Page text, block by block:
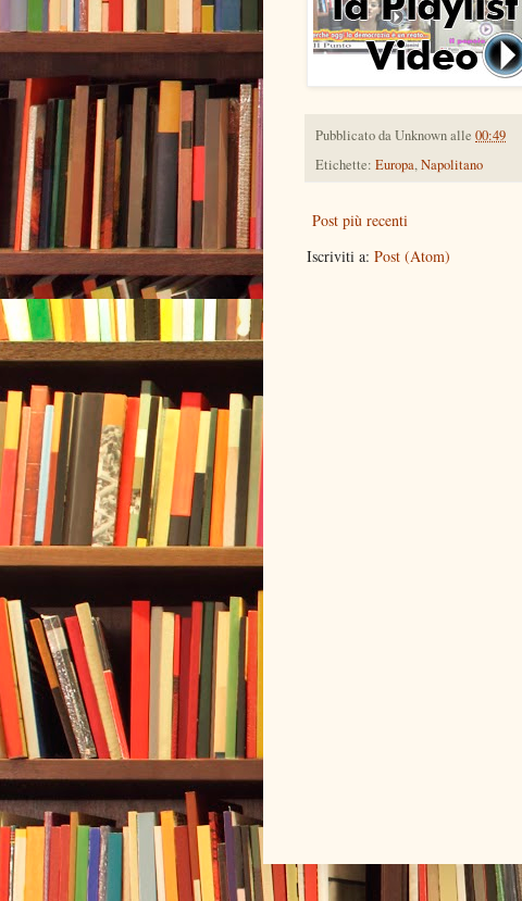
Pubblicato daUnknownalle 00:49
Etichette: Europa,Napolitano
Post più recenti
Iscriviti a: Post (Atom)